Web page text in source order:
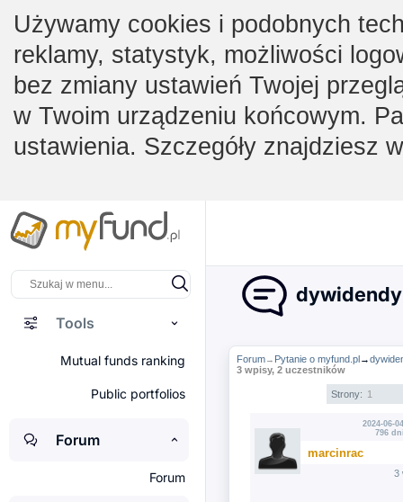
Używamy cookies i podobnych
reklamy, statystyk, możliwości
bez zmiany ustawień Twojej
w Twoim urządzeniu końcowym.
ustawienia. Szczegóły znajdziesz
Tools
Mutual funds ranking
Public portfolios
Forum
Forum
Forum→ Pytanie o myfund.pl→
3 wpisy, 2 uczestników
Strony: 1
2024-06-
796
marcinrac
3